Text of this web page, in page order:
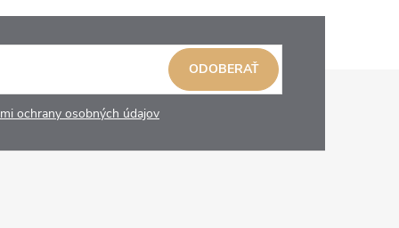
ochrany osobných údajov
ODOBERAŤ